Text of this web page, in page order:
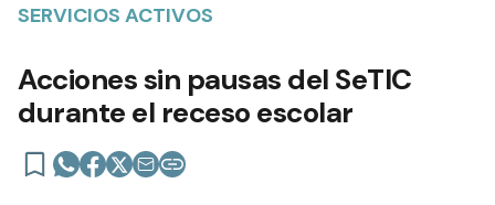
SERVICIOS ACTIVOS
Acciones sin pausas del SeTIC
durante el receso escolar